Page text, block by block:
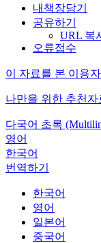
내책장담기
공유하기
URL 복
오류접수
이 자료를 본 이용
나만을 위한 추천자
다국어 초록
영어
한국어
번역하기
한국어
영어
일본어
중국어